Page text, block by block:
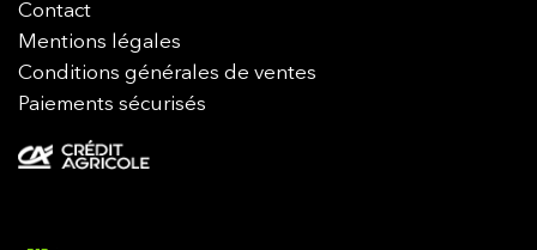
Contact
Mentions légales
Conditions générales de ventes
Paiements sécurisés